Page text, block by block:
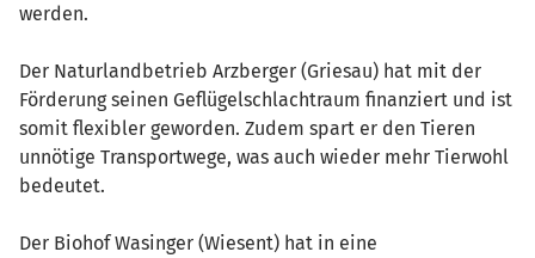
werden.
Der Naturlandbetrieb Arzberger (Griesau) hat mit der
Förderung seinen Geflügelschlachtraum finanziert und ist
somit flexibler geworden. Zudem spart er den Tieren
unnötige Transportwege, was auch wieder mehr Tierwohl
bedeutet.
Der Biohof Wasinger (Wiesent) hat in eine